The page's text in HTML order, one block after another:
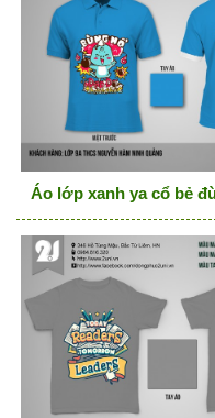
Áo lớp xanh ya cổ bẻ